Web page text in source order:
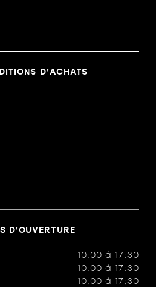
D'ACHATS
D'OUVERTURE
10:00 à17:30
10:00 à17:30
10:00 à17:30